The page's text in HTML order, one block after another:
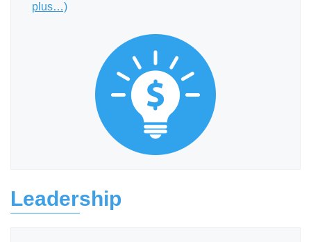
plus…)
Leadership